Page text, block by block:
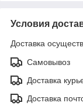
Условия
Доставка
Самовывоз
Доставка
Доставка